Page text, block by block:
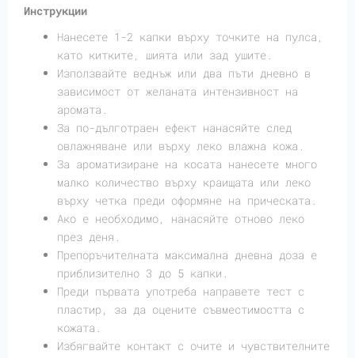
Инструкции
Нанесете 1-2 капки върху точките на пулса,
като китките, шията или зад ушите.
Използвайте веднъж или два пъти дневно в
зависимост от желаната интензивност на
аромата.
За по-дълготраен ефект нанасяйте след
овлажняване или върху леко влажна кожа.
За ароматизиране на косата нанесете много
малко количество върху краищата или леко
върху четка преди оформяне на прическата.
Ако е необходимо, нанасяйте отново леко
през деня.
Препоръчителната максимална дневна доза е
приблизително 3 до 5 капки.
Преди първата употреба направете тест с
пластир, за да оцените съвместимостта с
кожата.
Избягвайте контакт с очите и чувствителните